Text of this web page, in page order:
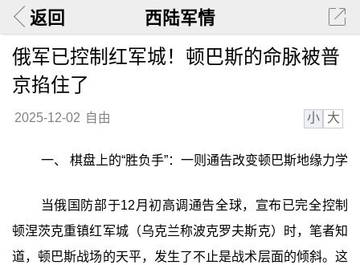
返回 西陆军情
俄军已控制红军城！顿巴斯的命脉被普
京掐住了
2025-12-02 自由 小 大
一、 棋盘上的“胜负手”：一则通告改变顿巴斯地缘力学
当俄国防部于12月初高调通告全球，宣布已完全控制
顿涅茨克重镇红军城（乌克兰称波克罗夫斯克）时，笔者知
道，顿巴斯战场的天平，发生了不止是战术层面的倾斜。这